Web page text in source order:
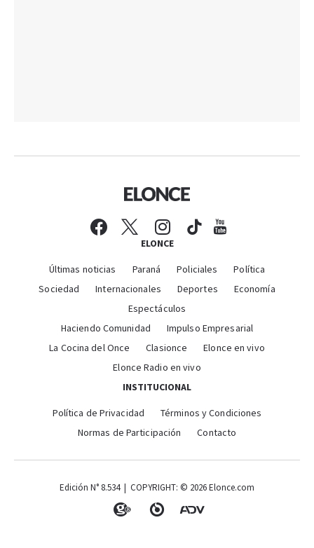
ELONCE
Últimas noticias Paraná Policiales
Política
Sociedad
Internacionales Deportes
Economía
Espectáculos
Haciendo Comunidad
Impulso Empresarial
La Cocina del Once
Clasionce
Elonce en vivo
Elonce Radio en vivo
INSTITUCIONAL
Política de Privacidad
Términos y Condiciones
Normas de Participación
Contacto
Edición N° 8.534 | COPYRIGHT: © 2026 Elonce.com